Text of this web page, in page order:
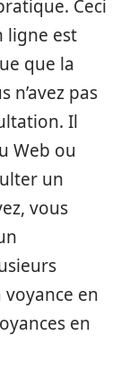
Ceci
ligne est
que la
n’avez pas
Il
Web ou
un
vous
en
en